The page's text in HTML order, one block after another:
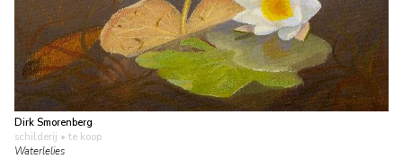
Dirk Smorenberg
schilderij • te koop
Waterlelies